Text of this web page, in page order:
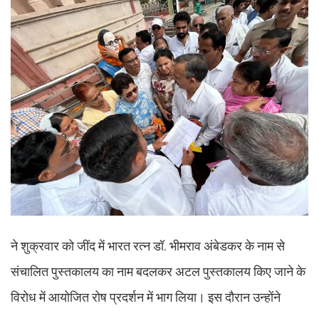
ने शुक्रवार को जींद में भारत रत्न डॉ. भीमराव अंबेडकर के नाम से
संचालित पुस्तकालय का नाम बदलकर अटल पुस्तकालय किए जाने के
विरोध में आयोजित रोष प्रदर्शन में भाग लिया। इस दौरान उन्होंने